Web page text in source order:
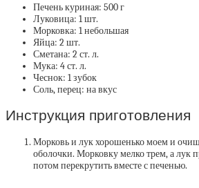
Печень куриная: 500 г
Луковица: 1 шт.
Морковка: 1 небольшая
Яйца: 2 шт.
Сметана: 2 ст. л.
Мука: 4 ст. л.
Чеснок: 1 зубок
Соль, перец: на вкус
Инструкция приготовления
Морковь и лук хорошенько моем и
оболочки. Морковку мелко трем, а лук
потом перекрутить вместе с печенью.